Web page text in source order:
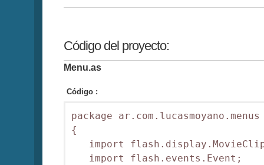
Código del proyecto:
Menu.as
Código :
package ar.com.lucasmoyano.menus
{
import
import flash.events.Event;